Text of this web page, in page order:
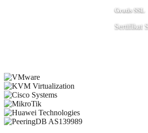
Gratis SSL
Sertifikat